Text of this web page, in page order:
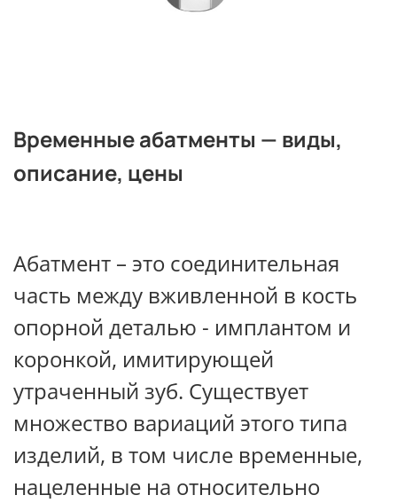
Временные абатменты — виды,
описание, цены
Абатмент – это соединительная
часть между вживленной в кость
опорной деталью - имплантом и
коронкой, имитирующей
утраченный зуб. Существует
множество вариаций этого типа
изделий, в том числе временные,
нацеленные на относительно